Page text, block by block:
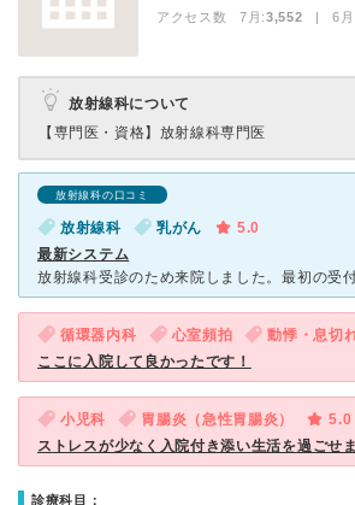
アクセス数 7月:3,552 | 6月
放射線科について
【専門医・資格】 放射線科専門医
放射線科の口コミ
放射線科 乳がん
5.0
最新システム
循環器内科 心室頻拍 動悸・息切
ここに入院して良かったです！
小児科 胃腸炎（急性胃腸炎）
5.0
ストレスが少なく入院付き添い生活を過ごせま
診療科目：